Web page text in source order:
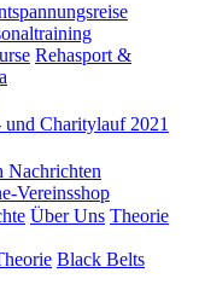
Rehasport &
und Charitylauf 2021
Nachrichten
Vereinsshop
Über Uns Theorie
Black Belts